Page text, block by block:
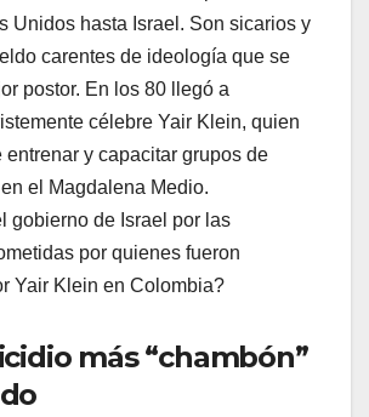
Unidos hasta Israel. Son sicarios y
carentes de ideología que se
postor. En los 80 llegó a
célebre Yair Klein, quien
entrenar y capacitar grupos de
el Magdalena Medio.
gobierno de Israel por las
por quienes fueron
Yair Klein en Colombia?
más “chambón”